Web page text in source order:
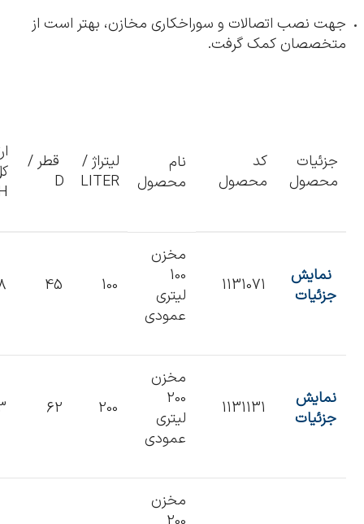
جهت نصب اتصالات و سوراخکاری مخازن، بهتر است از
متخصصان کمک گرفت.
جزئیات
محصول
کد
محصول
نام
محصول
لیتراژ /
LITER
قطر /
D
نمایش
جزئیات
1131071
مخزن
100
لیتری
عمودی
100
45
نمایش
جزئیات
1131131
مخزن
200
لیتری
عمودی
200
62
مخزن